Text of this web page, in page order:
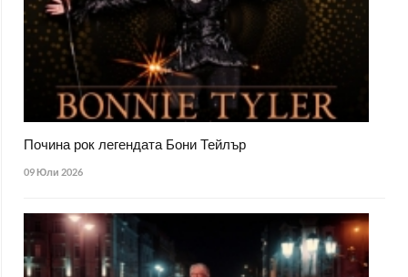
Почина рок легендата Бони Тейлър
09 Юли 2026